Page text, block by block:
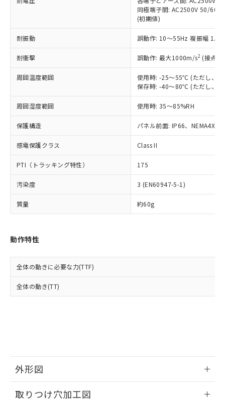
同極端子間: AC2500V 50/
(初期値)
耐振動 誤動作: 10～55Hz 複振幅
耐衝撃 誤動作: 最大1000m/s2 (接点
周囲温度範囲
使用時: -25～55℃ (ただし、氷
保存時: -40～80℃ (ただし、氷
周囲湿度範囲 使用時: 35～85%RH
保護構造 パネル前面: IP66、NEMA4X,
感電保護クラス Class II
PTI（トラッキング特性） 175
汚染度 3 (EN60947-5-1)
質量 約60g
動作特性
全体の動きに必要な力(TTF)
全体の動き(TT)
外形図
取りつけ穴加工図
在庫状況および標準価格照会結果は、
記載している更新日時点での社内デー
タに基づき作成されるものであり、閲
覧された時点での実際の在庫および標
準価格とは異なる場合があることをご
正式な納期状況および標準価格はお客
様のお取引先、またはお客様担当のオ
ムロン制御機器販売店・当社販売員に
オムロン制御機器販売店や当社販売拠
販売ネットワーク
」をご確認
在庫状況および標準価格結果を当社の
事前の承諾なく第三者に漏洩または開
示しないようお願いします。
マイパーツ機能（部品リスト作成サー
ビス）をご利用いただくには、I-Web
メンバーズにご登録されている必要が
引・商談に必要な範囲で利用すること
をご了承ください。
※当社の共同利用者とは、
の共同利用に関して"
の「1.共同利
むを得ず変更することがあります。
六価クロム(Cr(Ⅵ)) 1000ppm以下、ポリ臭化ビフェニル
類(PBB) 1000ppm以下、ポリ臭化ジフェニルエーテル類
(PBDE) 1000ppm以下、フタル酸ビス(2-エチルヘキシ
ル) (DEHP)(別名：DOP) 1000ppm以下、フタル酸ブチ
ルベンジル（BBP） 1000ppm以下、フタル酸ジブチル
（DBP） 1000ppm以下、フタル酸ジイソブチル
適用除外項目は除く。
フタル酸エステル類の４物質については閾値を超える意
図的な使用がないことを確認しています。
部品在庫の切り替え状況などにより、予定
月が前後することがあります。
とができます。
51物質の非含有証明書（当社基準）
欄に対応日を記載しておりました。
既に当社にて対応品への在庫切替を完了
していることから、特段のことがない限
り、2022年1月12日より割愛しておりま
「－」：未確認です。当社販売部門へお問
*中国RoHS10物質の基準値 (GB/T26572)：
Pb(鉛) :1000ppm、 Hg(水銀) : 1000ppm、 Cd(カドミウ
Cr(Ⅵ)(六価クロム) : 1000ppm、 PBBs(ポリ臭化ビフェ
DBP(フタル酸ジブチル) : 1000ppm、 DIBP(フタル酸ジ
イソブチル) : 1000ppm、 BBP(フタル酸ブチルベンジ
DEHP(フタル酸ビス(2-エチルヘキシル)) : 1000ppm
※2 環境保護使用期限
「ｅ」：有害物質（10物質）のすべてが基
準値以下であることを示します。
「10」：通常の使用状況下において有害物
質が外部に漏えいし、環境に深刻な影響を
及ぼさない年数を意味します。
「－」：未確認です。当社販売部門へお問
い合わせください。
為替および外国貿易法に定める商品
（以下｢規制貨物等」という）を輸出
または国外への提供する場合は、日本
国政府の輸出許可(または役務取引許
可)を取得するなどの必要な手続きを
当社は規制貨物を破棄する場合は、完
全に破砕するなど、違法に輸出されな
いよう必要な手段を講じます。
当社は貴社製品を、核兵器、ミサイ
ル、化学兵器、生物兵器またはその他
武器並びにこれらの製造装置等に一切
当社は、貴社製品を第三者に販売する
場合は、上記1、2および3の内容を当
該第三者に通知します。また当社は、
販売先および販売に係わる関係者が違
法に輸出するおそれがある場合は、取
り引きをいたしません。
一定数以上の在庫あり
一定数には満たないが在庫あり
在庫なし(最新の在庫状況につ
いては、お客様のお取引先、ま
たはお客様担当のオムロン制御
機器販売店・当社販売員にご確
受注生産機種、また在庫状況の
情報を公開していない機種